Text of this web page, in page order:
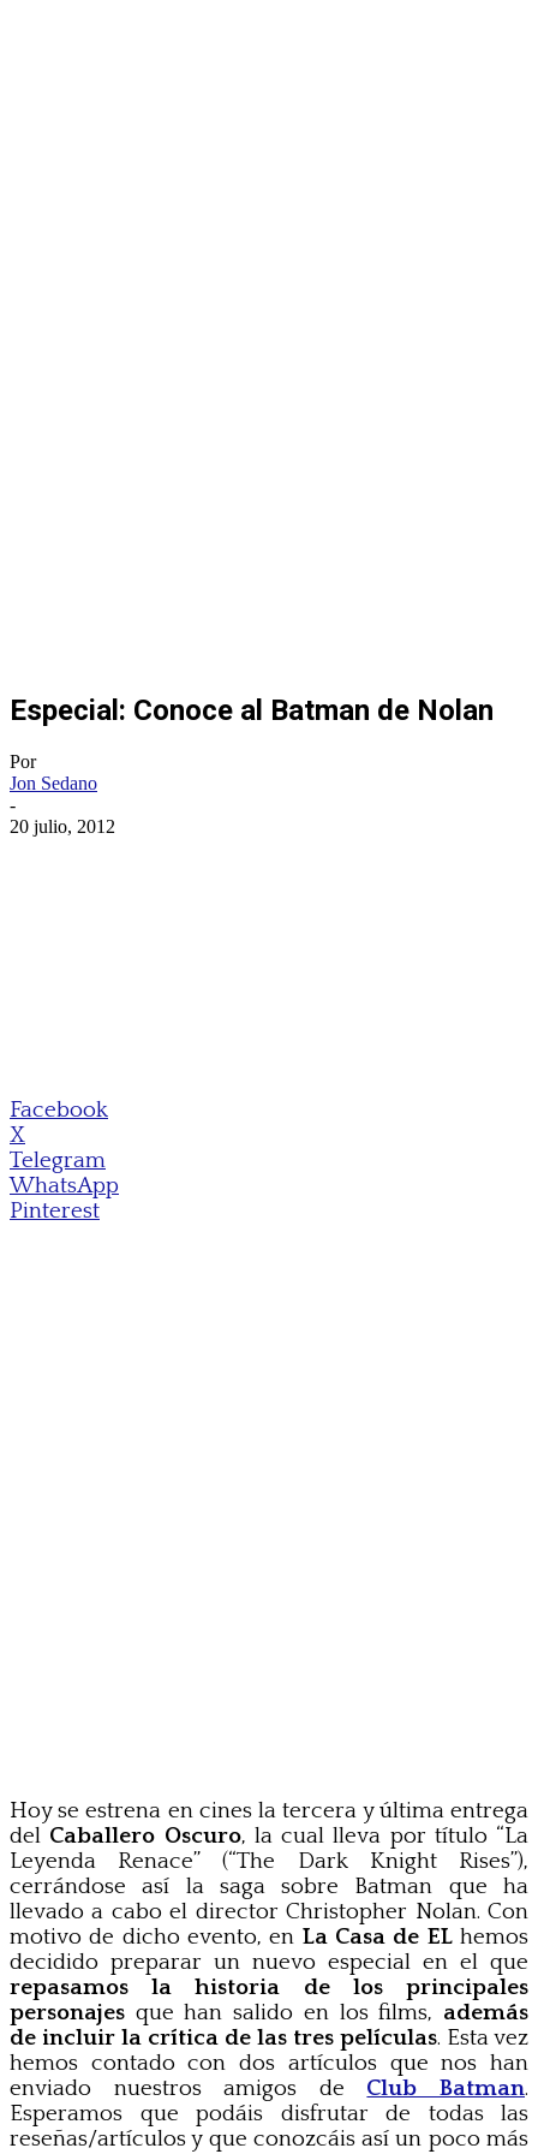
Especial: Conoce al Batman de Nolan
Por
Jon Sedano
-
20 julio, 2012
Facebook
X
Telegram
WhatsApp
Pinterest
Hoy se estrena en cines la tercera y última entrega
del Caballero Oscuro, la cual lleva por título “La
Leyenda Renace” (“The Dark Knight Rises”),
cerrándose así la saga sobre Batman que ha
llevado a cabo el director Christopher Nolan. Con
motivo de dicho evento, en La Casa de ELhemos
decidido preparar un nuevo especial en el que
repasamos la historia de los principales
personajes que han salido en los films, además
de incluir la crítica de las tres películas. Esta vez
hemos contado con dos artículos que nos han
enviado nuestros amigos de Club Batman.
Esperamos que podáis disfrutar de todas las
reseñas/artículos y que conozcáis así un poco más